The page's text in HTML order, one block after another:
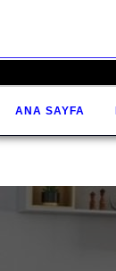
ANA SAYFA